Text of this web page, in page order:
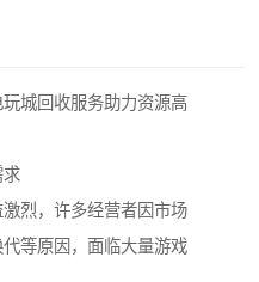
城回收服务助力资源高
求
烈，许多经营者因市场
等原因，面临大量游戏